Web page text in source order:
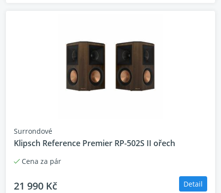
Surrondové
Klipsch Reference Premier RP-502S II ořech
Cena za pár
21 990 Kč Detail